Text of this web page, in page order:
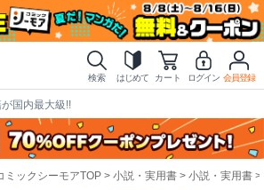
検索 はじめて カート ログイン 会員登録
国内最大級!!
ミックシーモアTOP 小説・実用書 小説・実用書